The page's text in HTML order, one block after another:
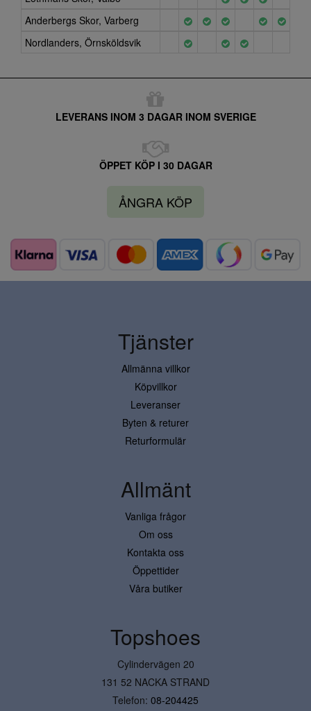
Anderbergs Skor, Varberg
Nordlanders, Örnsköldsvik
LEVERANS INOM 3 DAGAR INOM SVERIGE
ÖPPET KÖP I 30 DAGAR
ÅNGRA KÖP
Tjänster
Allmänna villkor
Köpvillkor
Leveranser
Byten & returer
Returformulär
Allmänt
Vanliga frågor
Om oss
Kontakta oss
Öppettider
Våra butiker
Topshoes
Cylindervägen 20
131 52 NACKA STRAND
Telefon: 08-204425